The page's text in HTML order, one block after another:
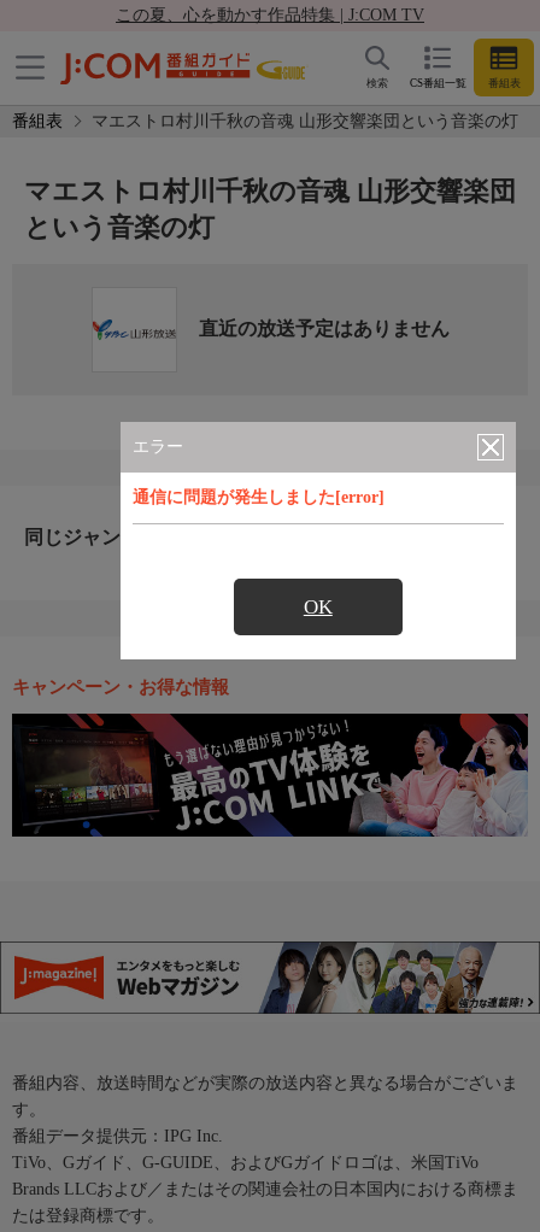
この夏、心を動かす作品特集 | J:COM TV
CS番組一覧 番組表
検索
番組表 マエストロ村川千秋の音魂 山形交響楽団という音楽の灯
エラー
通信に問題が発生しました[error]
OK
マエストロ村川千秋の音魂 山形交響楽団
という音楽の灯
直近の放送予定はありません
同じジャンルのおすすめ番組
キャンペーン・お得な情報
番組内容、放送時間などが実際の放送内容と異なる場合がございま
す。
番組データ提供元：IPG Inc.
TiVo、Gガイド、G-GUIDE、およびGガイドロゴは、米国TiVo
Brands LLCおよび／またはその関連会社の日本国内における商標ま
たは登録商標です。